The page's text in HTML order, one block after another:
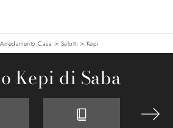
Arredamento Casa > Salotti > Kepi
Kepi di Saba